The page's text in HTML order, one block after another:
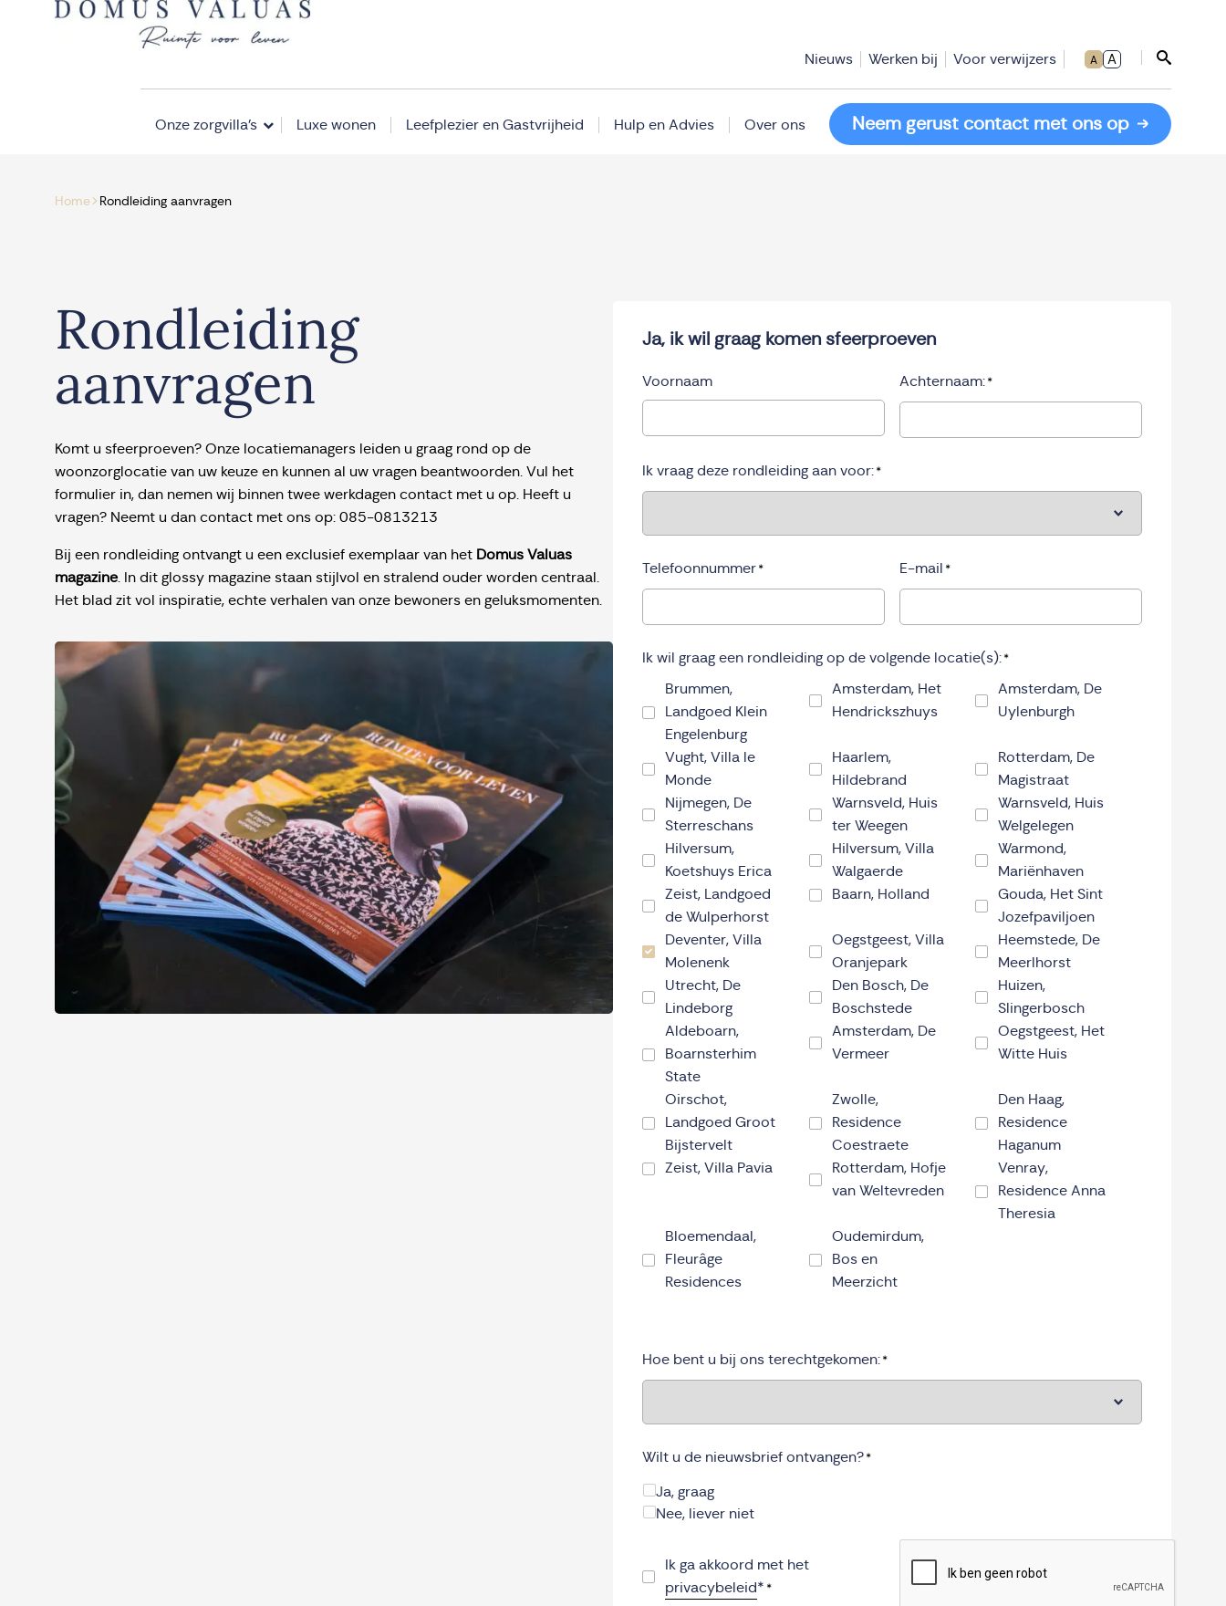
Navigatie overslaan
Nieuws Werken bij Voor verwijzers A A
Onze zorgvilla’s Luxe wonen Leefplezier en Gastvrijheid Hulp en Advies Over ons Neem gerust contact met ons op
Home> Rondleiding aanvragen
Rondleiding
aanvragen
Komt u sfeerproeven? Onze locatiemanagers leiden u graag rond op de
woonzorglocatie van uw keuze en kunnen al uw vragen beantwoorden. Vul het
formulier in, dan nemen wij binnen twee werkdagen contact met u op. Heeft u
vragen? Neemt u dan contact met ons op: 085-0813213
Bij een rondleiding ontvangt u een exclusief exemplaar van het Domus Valuas
magazine . In dit glossy magazine staan stijlvol en stralend ouder worden centraal.
Het blad zit vol inspiratie, echte verhalen van onze bewoners en geluksmomenten.
Ja, ik wil graag komen sfeerproeven
Voornaam Achternaam: *
Ik vraag deze rondleiding aan voor: *
Telefoonnummer * E-mail *
Ik wil graag een rondleiding op de volgende locatie(s): *
Brummen,
Landgoed Klein
Engelenburg
Amsterdam, Het
Hendrickszhuys
Amsterdam, De
Uylenburgh
Vught, Villa le
Monde
Haarlem,
Hildebrand
Rotterdam, De
Magistraat
Nijmegen, De
Sterreschans
Warnsveld, Huis
ter Weegen
Warnsveld, Huis
Welgelegen
Hilversum,
Koetshuys Erica
Hilversum, Villa
Walgaerde
Warmond,
Mariënhaven
Zeist, Landgoed
de Wulperhorst
Baarn, Holland
Gouda, Het Sint
Jozefpaviljoen
Deventer, Villa
Molenenk
Oegstgeest, Villa
Oranjepark
Heemstede, De
Meerlhorst
Utrecht, De
Lindeborg
Den Bosch, De
Boschstede
Huizen,
Slingerbosch
Aldeboarn,
Boarnsterhim
State
Amsterdam, De
Vermeer
Oegstgeest, Het
Witte Huis
Oirschot,
Landgoed Groot
Bijstervelt
Zwolle,
Residence
Coestraete
Den Haag,
Residence
Haganum
Zeist, Villa Pavia
Rotterdam, Hofje
van Weltevreden
Venray,
Residence Anna
Theresia
Bloemendaal,
Fleurâge
Residences
Oudemirdum,
Bos en
Meerzicht
Hoe bent u bij ons terechtgekomen: *
Wilt u de nieuwsbrief ontvangen? *
Ja, graag
Nee, liever niet
Instemming
Ik ga akkoord met het
privacybeleid* *
CAPTCHA